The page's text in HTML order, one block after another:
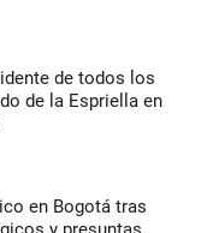
de todos los
de la Espriella en
en Bogotá tras